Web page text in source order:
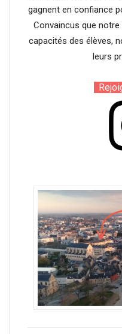
gagnent en confiance
Convaincus que
capacités des élèves,
leurs